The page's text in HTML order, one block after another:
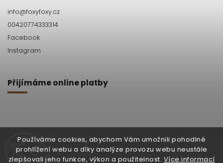
Používáme cookies, abychom Vám umožnili pohodlné
prohlížení webu a díky analýze provozu webu neustále
zlepšovali jeho funkce, výkon a použitelnost. Více informací
info@foxyfoxy.cz
00420774333314
Facebook
Instagram
Přijímáme online platby
FacebookInstagram